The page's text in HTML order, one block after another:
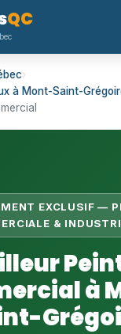
QC
›
à Mont-Saint-
EXCLUSIF —
&
à